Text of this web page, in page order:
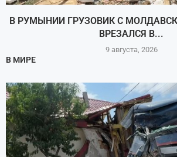
В РУМЫНИИ ГРУЗОВИК С
ВРЕЗАЛСЯ В...
9 августа, 2026
В МИРЕ